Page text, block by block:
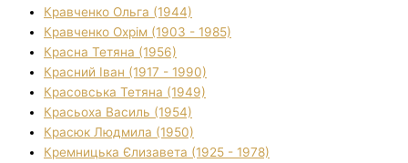
Кравченко Ольга (1944)
Кравченко Охрім (1903 - 1985)
Красна Тетяна (1956)
Красний Іван (1917 - 1990)
Красовська Тетяна (1949)
Красьоха Василь (1954)
Красюк Людмила (1950)
Кремницька Єлизавета (1925 - 1978)